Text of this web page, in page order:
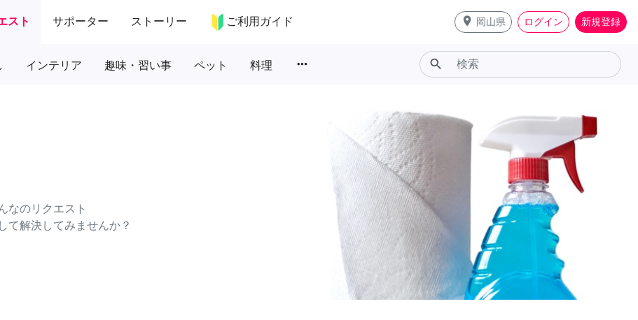
スト サポーター ストーリー ご利用ガイド place 岡山県 ログイン 新規登録
インテリア 趣味・習い事 ペット 料理 more_horiz search
なのリクエスト
て解決してみませんか？